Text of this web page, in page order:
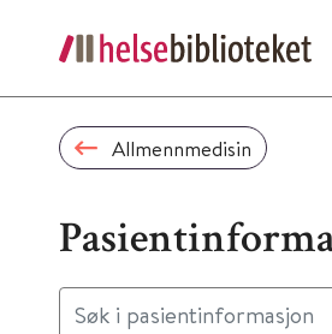
Allmennmedisin